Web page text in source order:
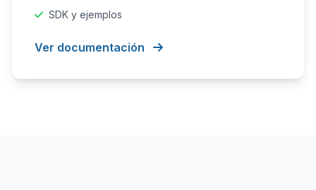
SDK y ejemplos
Ver documentación